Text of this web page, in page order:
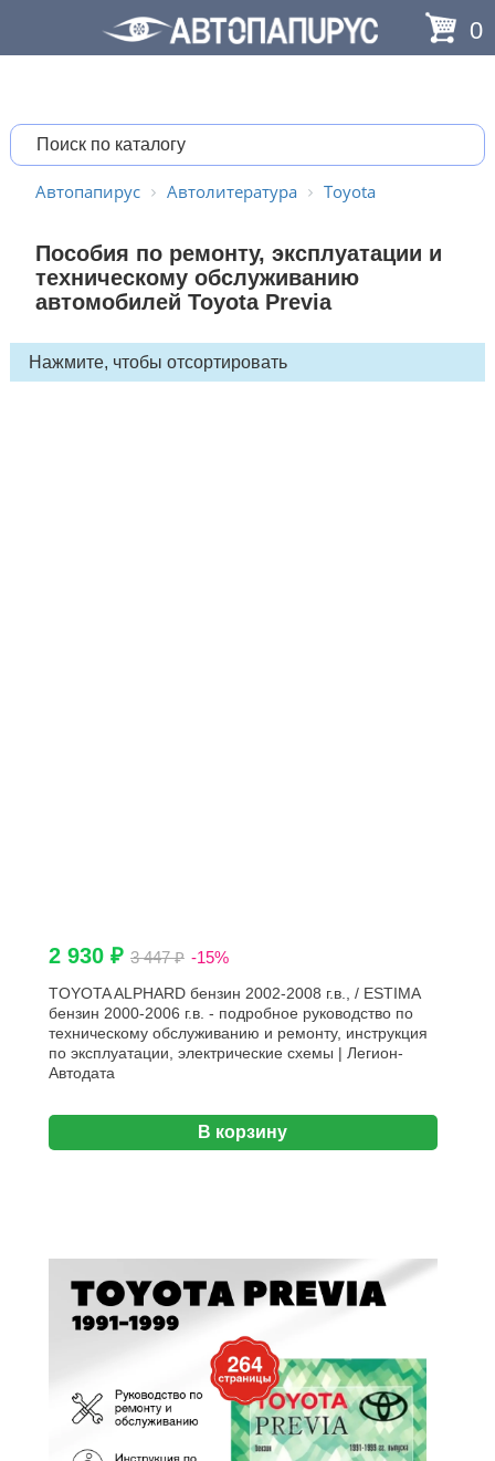
0
Автопапирус Автолитература Toyota
Пособия по ремонту, эксплуатации и
техническому обслуживанию
автомобилей Toyota Previa
2 930 ₽ 3 447 ₽ -15%
TOYOTA ALPHARD бензин 2002-2008 г.в., / ESTIMA
бензин 2000-2006 г.в. - подробное руководство по
техническому обслуживанию и ремонту, инструкция
по эксплуатации, электрические схемы | Легион-
Aвтодата
В корзину